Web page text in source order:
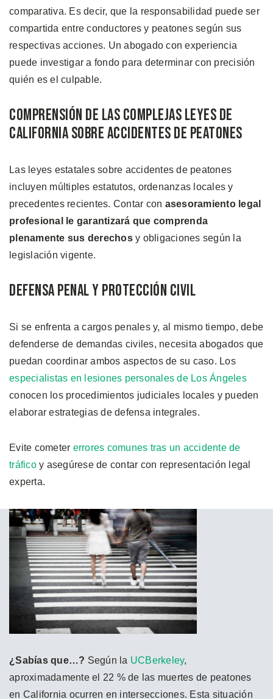
comparativa. Es decir, que la responsabilidad puede ser
compartida entre conductores y peatones según sus
respectivas acciones. Un abogado con experiencia
puede investigar a fondo para determinar con precisión
quién es el culpable.
Comprensión de las Complejas Leyes de
California Sobre Accidentes de Peatones
Las leyes estatales sobre accidentes de peatones
incluyen múltiples estatutos, ordenanzas locales y
precedentes recientes. Contar con asesoramiento legal
profesional le garantizará que comprenda
plenamente sus derechosy obligaciones según la
legislación vigente.
Defensa Penal y Protección Civil
Si se enfrenta a cargos penales y, al mismo tiempo, debe
defenderse de demandas civiles, necesita abogados que
puedan coordinar ambos aspectos de su caso. Los
especialistas en lesiones personales de Los Ángeles
conocen los procedimientos judiciales locales y pueden
elaborar estrategias de defensa integrales.
Evite cometer errores comunes tras un accidente de
tráficoy asegúrese de contar con representación legal
experta.
¿Sabías que…? Según la UCBerkeley,
aproximadamente el 22 % de las muertes de peatones
en California ocurren en intersecciones. Esta situación